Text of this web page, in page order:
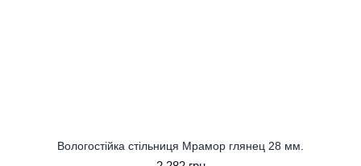
Вологостійка стільниця Мрамор глянец 28 мм.